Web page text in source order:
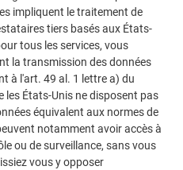
impliquent le traitement de
tiers basés aux États-
tous les services, vous
la transmission des données
à l'art. 49 al. 1 lettre a) du
les États-Unis ne disposent pas
équivalent aux normes de
notamment avoir accès à
ou de surveillance, sans vous
vous y opposer